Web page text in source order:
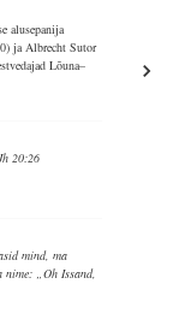
alusepanija
ja Albrecht Sutor
Lõuna–
20:26
mind, ma
nime: „Oh Issand,